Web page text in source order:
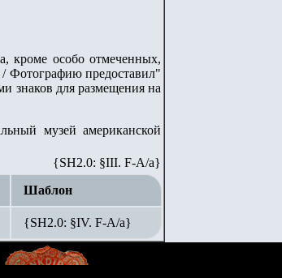
кроме особо отмеченных,
/ Фотографию предоставил"
знаков для размещения на
музей американской
{SH2.0: §III. F-A/а}
Шаблон
{SH2.0: §IV. F-А/а}